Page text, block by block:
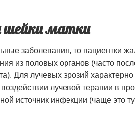
шейки матки
заболевания, то пациентки
из половых органов (часто
Для лучевых эрозий
лучевой терапии в
источник инфекции (чаще это